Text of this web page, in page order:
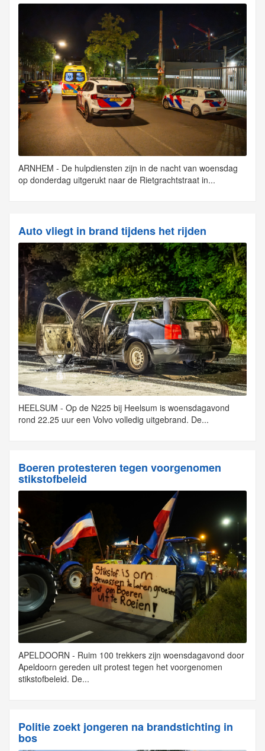
ARNHEM - De hulpdiensten zijn in de nacht van woensdag
op donderdag uitgerukt naar de Rietgrachtstraat in...
Auto vliegt in brand tijdens het rijden
HEELSUM - Op de N225 bij Heelsum is woensdagavond
rond 22.25 uur een Volvo volledig uitgebrand. De...
Boeren protesteren tegen voorgenomen
stikstofbeleid
APELDOORN - Ruim 100 trekkers zijn woensdagavond door
Apeldoorn gereden uit protest tegen het voorgenomen
stikstofbeleid. De...
Politie zoekt jongeren na brandstichting in
bos